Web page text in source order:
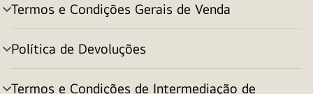
Termos e Condições Gerais de Venda
alternar
menu
Política de Devoluções
alternar
menu
Termos e Condições de Intermediação de